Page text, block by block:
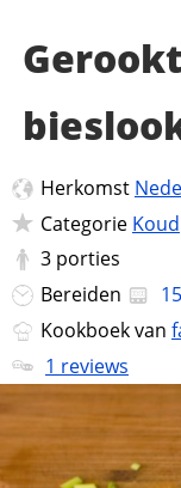
Herkomst
Categorie Koud
3 porties
Bereiden
Kookboek van
1 reviews